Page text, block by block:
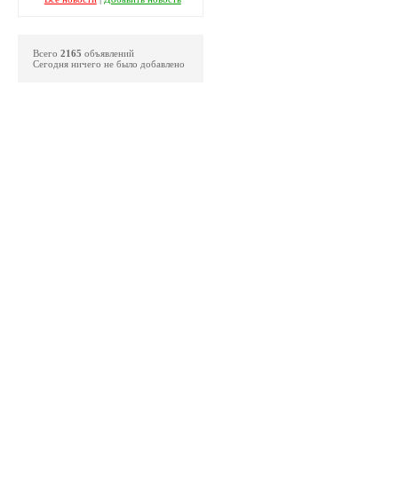
Всего 2165 объявлений
Сегодня ничего не было добавлено